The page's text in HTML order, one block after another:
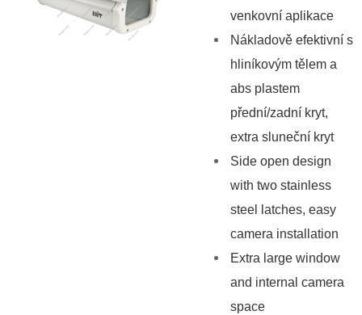
venkovní aplikace
Nákladově efektivní s
hliníkovým tělem a
abs plastem
přední/zadní kryt,
extra sluneční kryt
Side open design
with two stainless
steel latches, easy
camera installation
Extra large window
and internal camera
space